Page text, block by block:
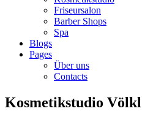
Friseursalon
Barber Shops
Spa
Blogs
Pages
Über uns
Contacts
Kosmetikstudio Völkl